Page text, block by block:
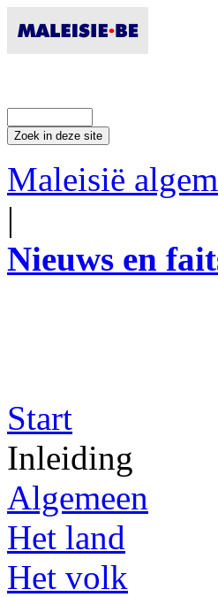
Maleisië
|
Nieuws en
Start
Inleiding
Algemeen
Het land
Het volk